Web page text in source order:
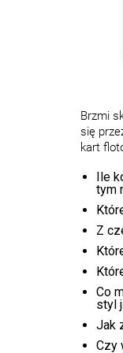
Brzmi
się
kart
Ile
tym
Z
Co
styl
Jak
Czy